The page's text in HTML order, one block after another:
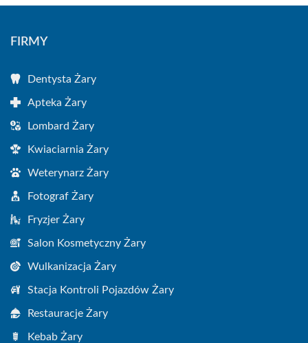
FIRMY
Dentysta Żary
Apteka Żary
Lombard Żary
Kwiaciarnia Żary
Weterynarz Żary
Fotograf Żary
Fryzjer Żary
Salon Kosmetyczny Żary
Wulkanizacja Żary
Stacja Kontroli Pojazdów Żary
Restauracje Żary
Kebab Żary